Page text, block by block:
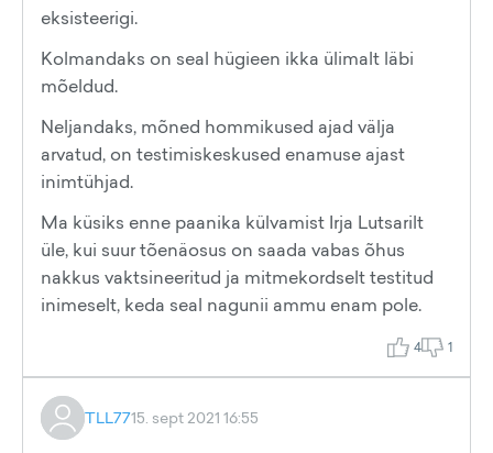
eksisteerigi.
Kolmandaks on seal hügieen ikka ülimalt läbi
mõeldud.
Neljandaks, mõned hommikused ajad välja
arvatud, on testimiskeskused enamuse ajast
inimtühjad.
Ma küsiks enne paanika külvamist Irja Lutsarilt
üle, kui suur tõenäosus on saada vabas õhus
nakkus vaktsineeritud ja mitmekordselt testitud
inimeselt, keda seal nagunii ammu enam pole.
4 1
TLL7715. sept 2021 16:55